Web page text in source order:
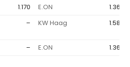
1.170 E.ON
1.368
– KW Haag 1.586
– E.ON 1.368